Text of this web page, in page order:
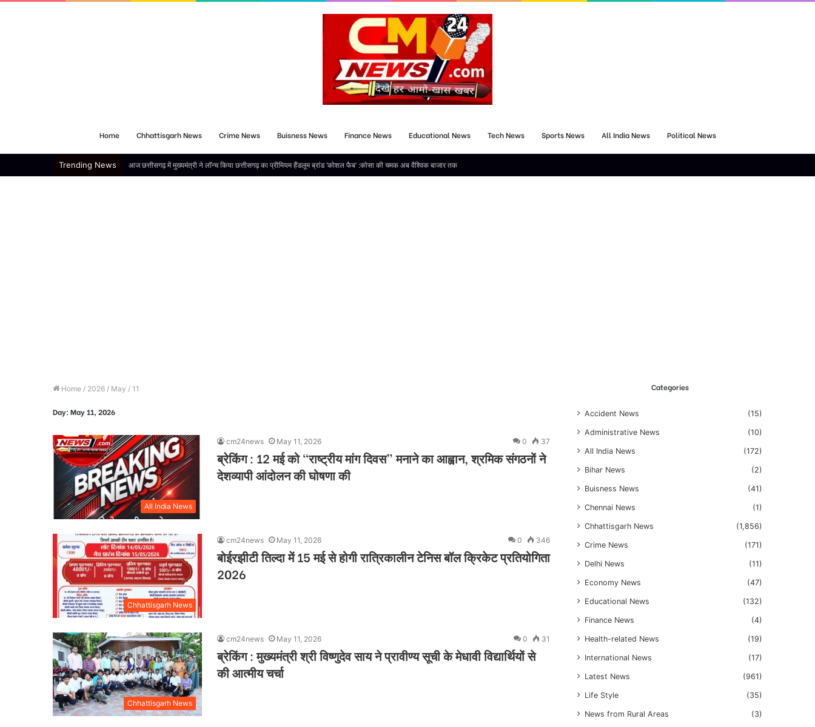
Home Chhattisgarh News Crime News Buisness News Finance News Educational News Tech News Sports News All India News Political News
Trending News ब्रेकिंग : मुख्यमंत्री साय ने 67.20 लाख महतारी वंदन योजना 30 वी किस्त DBT के माध्यम से अंतरित किए 630.55 करोड़ रुपये
Home / 2026 / May / 11
Day: May 11, 2026
All India News
cm24news May 11, 2026 0 37
ब्रेकिंग : 12 मई को “राष्ट्रीय मांग दिवस” मनाने का आह्वान, श्रमिक संगठनों ने
देशव्यापी आंदोलन की घोषणा की
Chhattisgarh News
cm24news May 11, 2026 0 346
बोईरझीटी तिल्दा में 15 मई से होगी रात्रिकालीन टेनिस बॉल क्रिकेट प्रतियोगिता
2026
Chhattisgarh News
cm24news May 11, 2026 0 31
ब्रेकिंग : मुख्यमंत्री श्री विष्णुदेव साय ने प्रावीण्य सूची के मेधावी विद्यार्थियों से
की आत्मीय चर्चा
Categories
Accident News (15)
Administrative News (10)
All India News (172)
Bihar News (2)
Buisness News (41)
Chennai News (1)
Chhattisgarh News (1,856)
Crime News (171)
Delhi News (11)
Economy News (47)
Educational News (132)
Finance News (4)
Health-related News (19)
International News (17)
Latest News (961)
Life Style (35)
News from Rural Areas (3)